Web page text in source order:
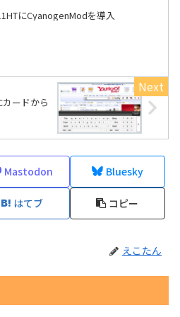
にCyanogenModを導入
ードから
Mastodon Bluesky
はてブ コピー
えこたん